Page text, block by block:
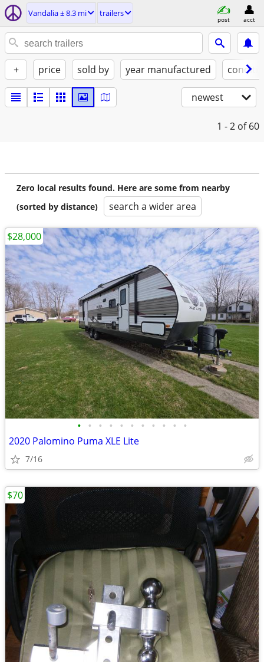
Vandalia ± 8.3 mi trailers
post acct
+ price sold by year manufactured
newest
1 - 2 of 60
Zero local results found. Here are some from nearby
(sorted by distance)
search a wider area
• • • • • • • • • • •
2020 Palomino Puma XLE Lite
7/16
$28,000
$70